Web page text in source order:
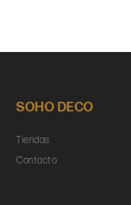
SOHO DECO
Tiendas
Contacto